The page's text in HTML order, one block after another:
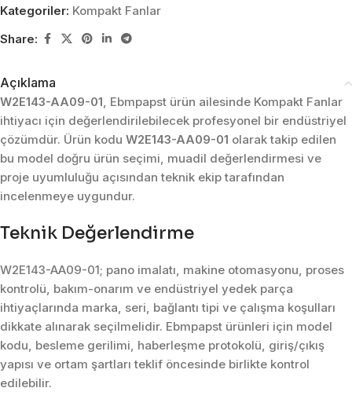
Kategoriler: Kompakt Fanlar
Share:
Açıklama
W2E143-AA09-01, Ebmpapst ürün ailesinde Kompakt Fanlar
ihtiyacı için değerlendirilebilecek profesyonel bir endüstriyel
çözümdür. Ürün kodu W2E143-AA09-01 olarak takip edilen
bu model doğru ürün seçimi, muadil değerlendirmesi ve
proje uyumluluğu açısından teknik ekip tarafından
incelenmeye uygundur.
Teknik Değerlendirme
W2E143-AA09-01; pano imalatı, makine otomasyonu, proses
kontrolü, bakım-onarım ve endüstriyel yedek parça
ihtiyaçlarında marka, seri, bağlantı tipi ve çalışma koşulları
dikkate alınarak seçilmelidir. Ebmpapst ürünleri için model
kodu, besleme gerilimi, haberleşme protokolü, giriş/çıkış
yapısı ve ortam şartları teklif öncesinde birlikte kontrol
edilebilir.